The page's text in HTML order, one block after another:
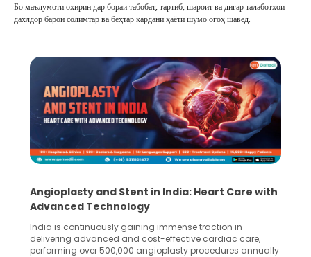
Бо маълумоти охирин дар бораи табобат, тартиб, шароит ва дигар талаботҳои
дахлдор барои солимтар ва беҳтар кардани ҳаёти шумо огоҳ шавед.
Angioplasty and Stent in India: Heart Care with
Advanced Technology
India is continuously gaining immense traction in
delivering advanced and cost-effective cardiac care,
performing over 500,000 angioplasty procedures annually